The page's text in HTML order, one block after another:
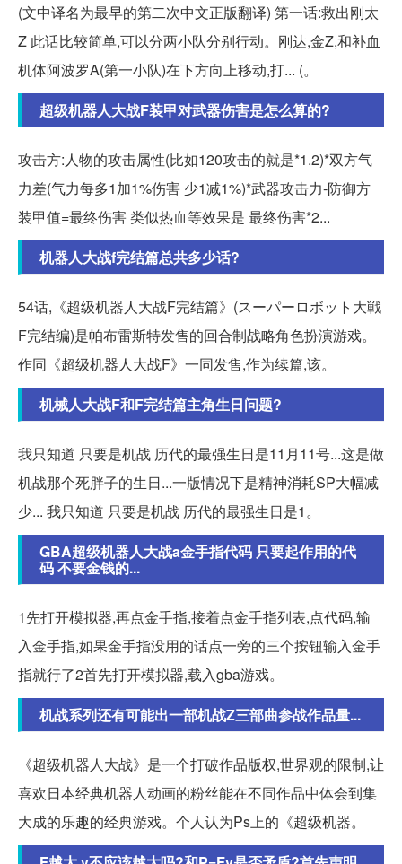
(文中译名为最早的第二次中文正版翻译) 第一话:救出刚太
Z 此话比较简单,可以分两小队分别行动。刚达,金Z,和补血
机体阿波罗A(第一小队)在下方向上移动,打... (。
超级机器人大战F装甲对武器伤害是怎么算的?
攻击方:人物的攻击属性(比如120攻击的就是*1.2)*双方气
力差(气力每多1加1%伤害 少1减1%)*武器攻击力-防御方
装甲值=最终伤害 类似热血等效果是 最终伤害*2...
机器人大战f完结篇总共多少话?
54话,《超级机器人大战F完结篇》(スーパーロボット大戦
F完结编)是帕布雷斯特发售的回合制战略角色扮演游戏。
作同《超级机器人大战F》一同发售,作为续篇,该。
机械人大战F和F完结篇主角生日问题?
我只知道 只要是机战 历代的最强生日是11月11号...这是做
机战那个死胖子的生日...一版情况下是精神消耗SP大幅减
少... 我只知道 只要是机战 历代的最强生日是1。
GBA超级机器人大战a金手指代码 只要起作用的代
码 不要金钱的...
1先打开模拟器,再点金手指,接着点金手指列表,点代码,输
入金手指,如果金手指没用的话点一旁的三个按钮输入金手
指就行了2首先打开模拟器,载入gba游戏。
机战系列还有可能出一部机战Z三部曲参战作品量...
《超级机器人大战》是一个打破作品版权,世界观的限制,让
喜欢日本经典机器人动画的粉丝能在不同作品中体会到集
大成的乐趣的经典游戏。个人认为Ps上的《超级机器。